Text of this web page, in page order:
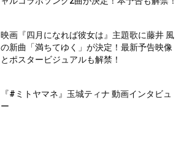
映画『四月になれば彼女は』主題歌に藤井 風
の新曲「満ちてゆく」が決定！最新予告映像
とポスタービジュアルも解禁！
『#ミトヤマネ』玉城ティナ 動画インタビュ
ー